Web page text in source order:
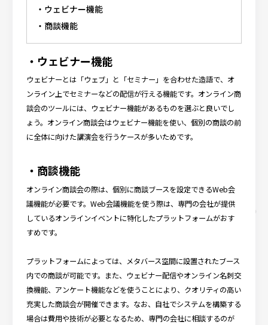
ウェビナー機能
商談機能
・ウェビナー機能
ウェビナーとは「ウェブ」と「セミナー」を合わせた造語で、オ
ンライン上でセミナーなどの配信が行える機能です。オンライン商
談会のツールには、ウェビナー機能があるものを選ぶと良いでし
ょう。オンライン商談会はウェビナー機能を使い、個別の商談の前
に全体に向けた講演会を行うケースが多いためです。
・商談機能
オンライン商談会の際は、個別に商談ブースを設定できるWeb会
議機能が必要です。Web会議機能を使う際は、専門の会社が提供
しているオンラインイベントに特化したプラットフォームがおす
すめです。
プラットフォームによっては、メタバース空間に設置されたブース
内での商談が可能です。また、ウェビナー配信やオンライン名刺交
換機能、アンケート機能などを使うことにより、クオリティの高い
充実した商談会が開催できます。なお、自社でシステムを構築する
場合は費用や技術が必要となるため、専門の会社に相談するのが